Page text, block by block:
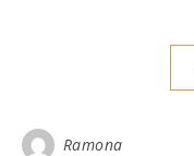
Ramona